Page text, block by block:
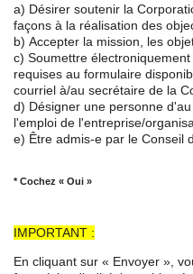
a) Désirer soutenir la
façons à la réalisation des
b) Accepter la mission, les
c) Soumettre
requises au formulaire
courriel à/au secrétaire de la
d) Désigner une personne
l'emploi de l'entreprise/
e) Être admis-e par le Conseil
*Cochez « Oui »
IMPORTANT :
En cliquant sur « Envoyer »,